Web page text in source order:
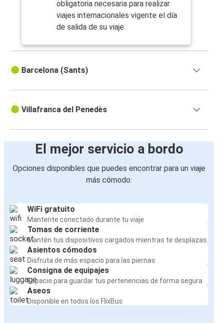
obligatoria necesaria para realizar
viajes internacionales vigente el día
de salida de su viaje.
Barcelona (Sants)
Villafranca del Penedès
El mejor servicio a bordo
Opciones disponibles que puedes encontrar para un viaje
más cómodo:
WiFi gratuito
Mantente conectado durante tu viaje
Tomas de corriente
Mantén tus dispositivos cargados mientras te desplazas
Asientos cómodos
Disfruta de más espacio para las piernas
Consigna de equipajes
Espacio para guardar tus pertenencias de forma segura
Aseos
Disponible en todos los FlixBus